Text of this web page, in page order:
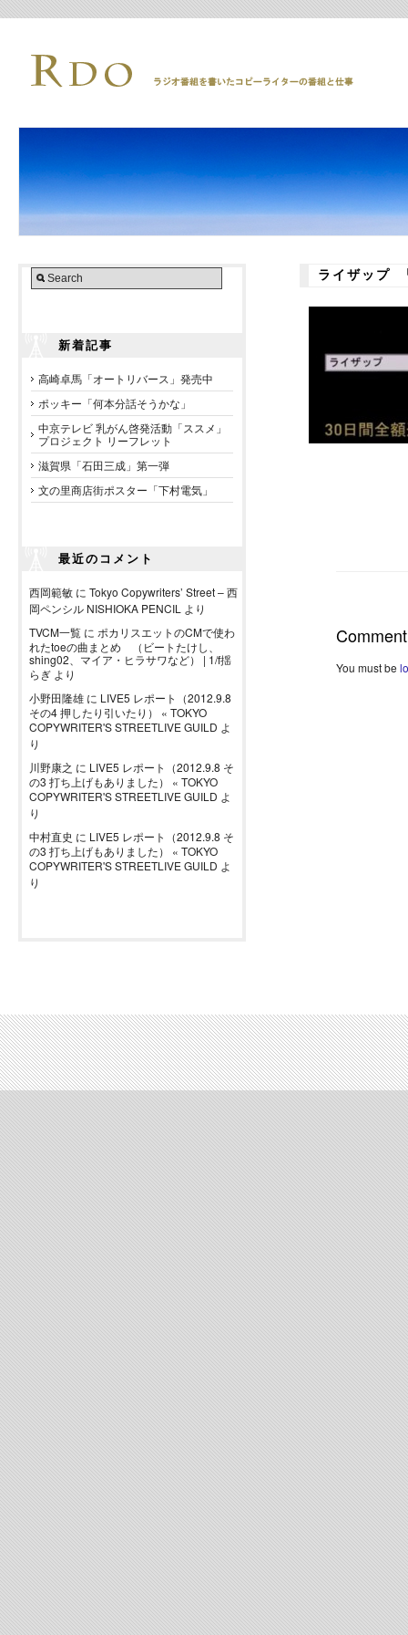
新着記事
高崎卓馬「オートリバース」発売中
ポッキー「何本分話そうかな」
中京テレビ 乳がん啓発活動「ススメ」
プロジェクト リーフレット
滋賀県「石田三成」第一弾
文の里商店街ポスター「下村電気」
最近のコメント
西岡範敏 に Tokyo Copywriters’ Street – 西
岡ペンシル NISHIOKA PENCIL より
TVCM一覧 に ポカリスエットのCMで使わ
れたtoeの曲まとめ （ビートたけし、
shing02、マイア・ヒラサワなど） | 1/f揺
らぎ より
小野田隆雄 に LIVE5 レポート（2012.9.8
その4 押したり引いたり） « TOKYO
COPYWRITER'S STREETLIVE GUILD よ
り
川野康之 に LIVE5 レポート（2012.9.8 そ
の3 打ち上げもありました） « TOKYO
COPYWRITER'S STREETLIVE GUILD よ
り
中村直史 に LIVE5 レポート（2012.9.8 そ
の3 打ち上げもありました） « TOKYO
COPYWRITER'S STREETLIVE GUILD よ
り
ライザップ
Comment
You must be